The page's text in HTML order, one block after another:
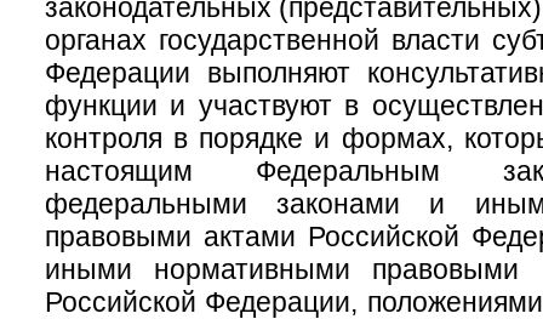
законодательных
органах государственной власти
Федерации выполняют
функции и участвуют в
контроля в порядке и формах,
настоящим Федеральным
федеральными законами и
правовыми актами Российской
иными нормативными правовыми
Российской Федерации,